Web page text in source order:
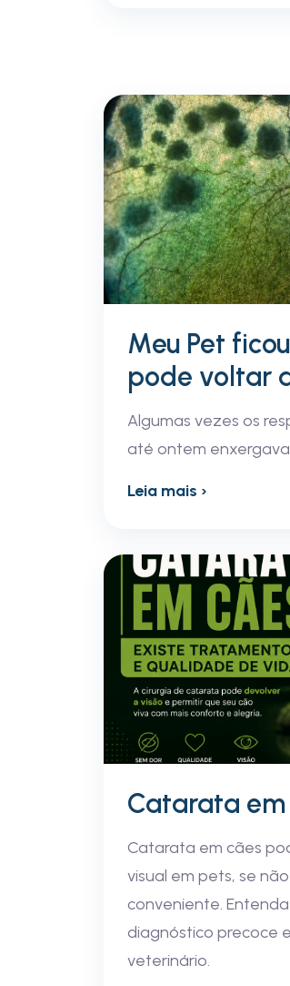
Meu Pet
pode voltar
Algumas vezes os
até ontem
Leia mais ›
Catarata em
Catarata em cães
visual em pets, se
conveniente.
diagnóstico precoce
veterinário.